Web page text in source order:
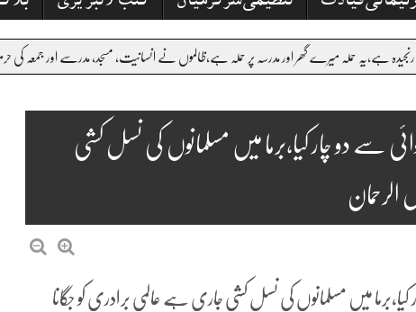
اور مدرسہ پر حملہ ہے،ظالموں نے انسانیت، مسجد، مدرسے اور جمعہ کی حرمت پامال کی،کے
سے دو چار کیا،برما میں مسلمانوں کی نسل کشی
الرحمان
میں مسلمانوں کی نسل کشی جاری ہے عالمی برادری کو جگانا